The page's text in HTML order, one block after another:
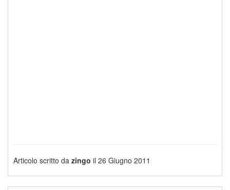
Articolo scritto da zingo il 26 Giugno 2011